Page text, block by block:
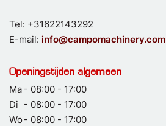
Tel: +31622143292
E-mail: info@campomachinery.com
Openingstijden algemeen
Ma- 08:00 - 17:00
Di - 08:00 - 17:00
Wo- 08:00 - 17:00